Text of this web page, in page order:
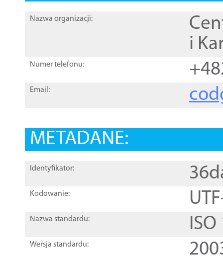
Nazwa organizacji:
i
Numer telefonu:
Email:
METADANE:
Identyfikator:
Kodowanie:
Nazwa standardu:
Wersja standardu: